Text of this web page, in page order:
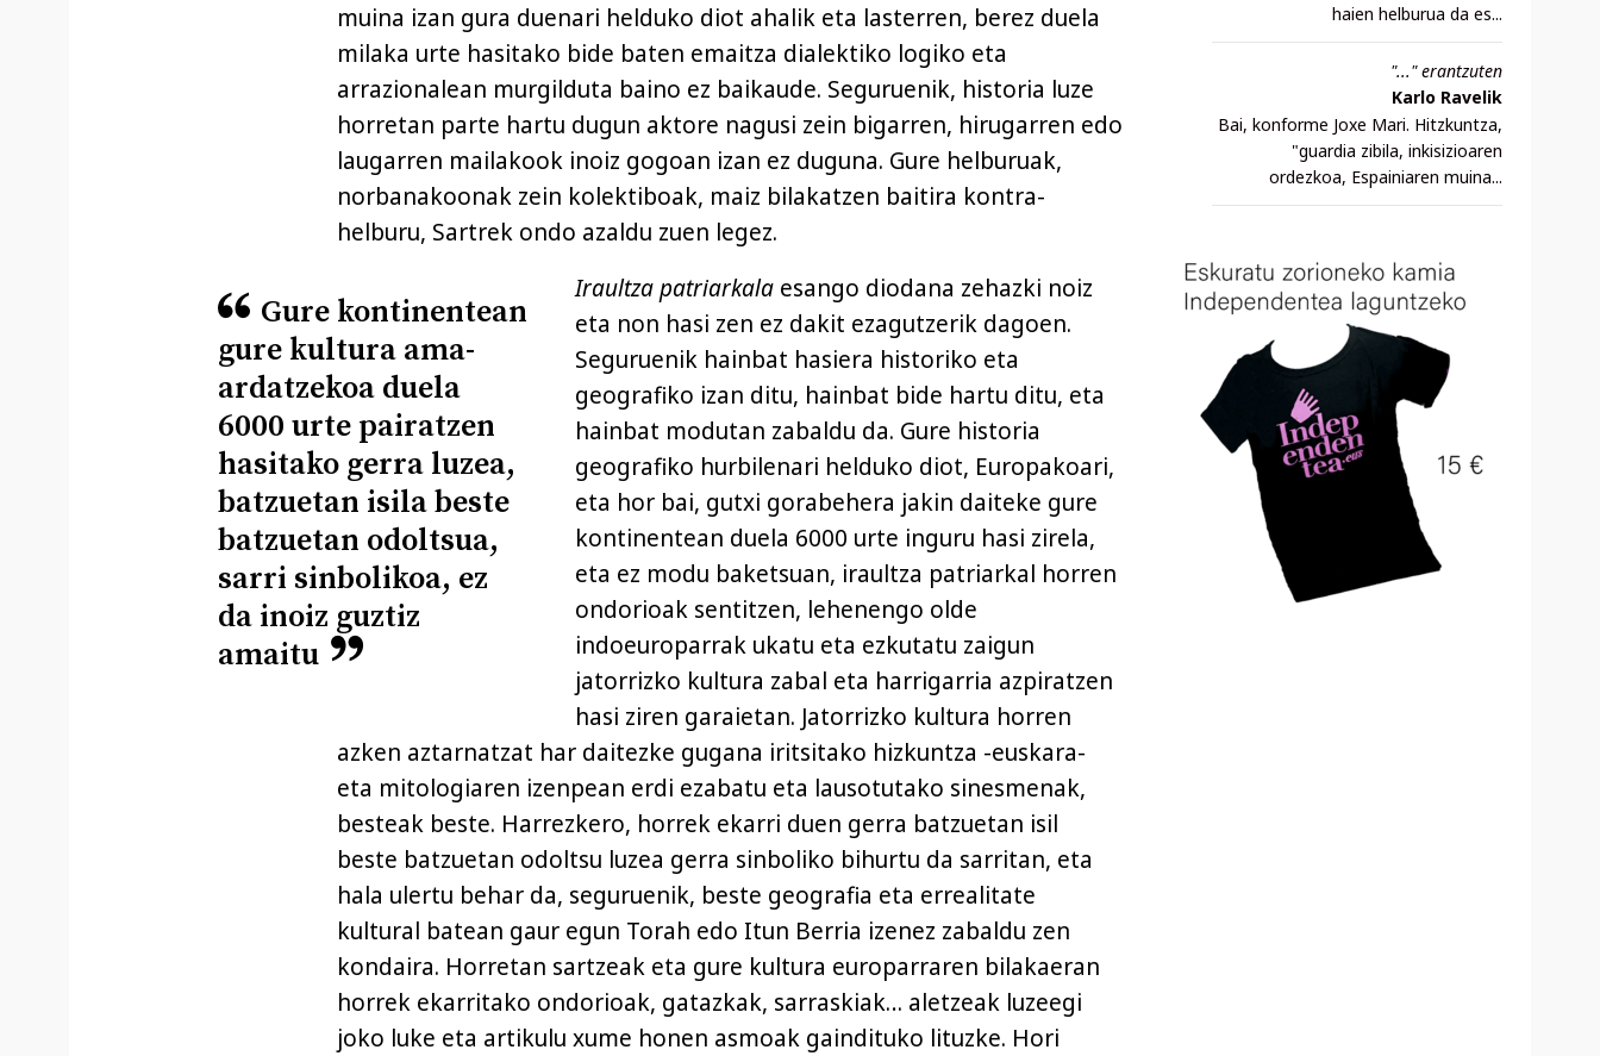
muina izan gura duenari helduko diot ahalik eta lasterren, berez duela
milaka urte hasitako bide baten emaitza dialektiko logiko eta
arrazionalean murgilduta baino ez baikaude. Seguruenik, historia luze
horretan parte hartu dugun aktore nagusi zein bigarren, hirugarren edo
laugarren mailakook inoiz gogoan izan ez duguna. Gure helburuak,
norbanakoonak zein kolektiboak, maiz bilakatzen baitira kontra-
helburu, Sartrek ondo azaldu zuen legez.
Gure kontinentean
gure kultura ama-
ardatzekoa duela
6000 urte pairatzen
hasitako gerra luzea,
batzuetan isila beste
batzuetan odoltsua,
sarri sinbolikoa, ez
da inoiz guztiz
amaitu
Iraultza patriarkala esango diodana zehazki noiz
eta non hasi zen ez dakit ezagutzerik dagoen.
Seguruenik hainbat hasiera historiko eta
geografiko izan ditu, hainbat bide hartu ditu, eta
hainbat modutan zabaldu da. Gure historia
geografiko hurbilenari helduko diot, Europakoari,
eta hor bai, gutxi gorabehera jakin daiteke gure
kontinentean duela 6000 urte inguru hasi zirela,
eta ez modu baketsuan, iraultza patriarkal horren
ondorioak sentitzen, lehenengo olde
indoeuroparrak ukatu eta ezkutatu zaigun
jatorrizko kultura zabal eta harrigarria azpiratzen
hasi ziren garaietan. Jatorrizko kultura horren
azken aztarnatzat har daitezke gugana iritsitako hizkuntza -euskara-
eta mitologiaren izenpean erdi ezabatu eta lausotutako sinesmenak,
besteak beste. Harrezkero, horrek ekarri duen gerra batzuetan isil
beste batzuetan odoltsu luzea gerra sinboliko bihurtu da sarritan, eta
hala ulertu behar da, seguruenik, beste geografia eta errealitate
kultural batean gaur egun Torah edo Itun Berria izenez zabaldu zen
kondaira. Horretan sartzeak eta gure kultura europarraren bilakaeran
horrek ekarritako ondorioak, gatazkak, sarraskiak… aletzeak luzeegi
joko luke eta artikulu xume honen asmoak gaindituko lituzke. Hori
haien helburua da es...
"..." erantzuten
Karlo Ravelik
Bai, konforme Joxe Mari. Hitzkuntza,
"guardia zibila, inkisizioaren
ordezkoa, Espainiaren muina...